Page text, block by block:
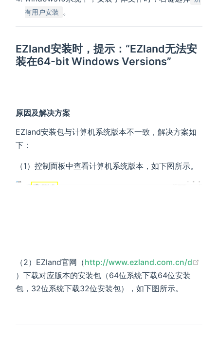
有用户安装
。
EZland安装时，提示：“EZland无法安
装在64-bit Windows Versions”
原因及解决方案
EZland安装包与计算机系统版本不一致，解决方案如
下：
（1）控制面板中查看计算机系统版本，如下图所示。
（2）EZland官网（http://www.ezland.com.cn/d
(opens new window)
）下载对应版本的安装包（64位系统下载64位安装
包，32位系统下载32位安装包），如下图所示。